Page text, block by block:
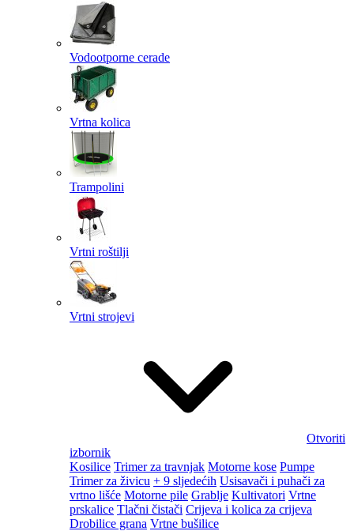
Vodootporne cerade
Vrtna kolica
Trampolini
Vrtni roštilji
Vrtni strojevi
Otvoriti
izbornik
Kosilice Trimer za travnjak Motorne kose Pumpe
Trimer za živicu + 9 sljedećih Usisavači i puhači za
vrtno lišće Motorne pile Grablje Kultivatori Vrtne
prskalice Tlačni čistači Crijeva i kolica za crijeva
Drobilice grana Vrtne bušilice